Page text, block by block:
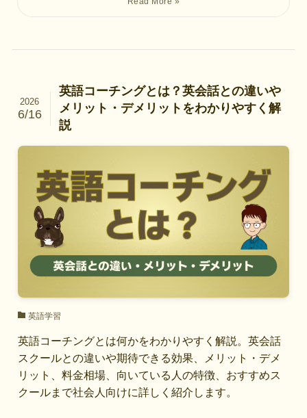
英語コーチングとは？英会話との違いや
メリット・デメリットをわかりやすく解
説
2026
6/16
英語学習
英語コーチングとは何かをわかりやすく解説。英会話
スクールとの違いや期待できる効果、メリット・デメ
リット、料金相場、向いている人の特徴、おすすめス
クールまで社会人向けに詳しく紹介します。